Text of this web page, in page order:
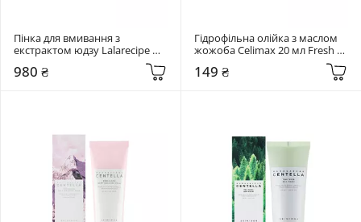
Пінка для вмивання з
екстрактом юдзу Lalarecipe
200 мл Yuzu Self Foaming 3in1
Cleanser
980 ₴
Гідрофільна олійка з маслом
жожоба Celimax 20 мл Fresh
Blackhead Jojoba Cleansing Oil
149 ₴